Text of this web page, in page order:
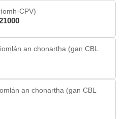
CPV)
an chonartha (gan CBL
an chonartha (gan CBL